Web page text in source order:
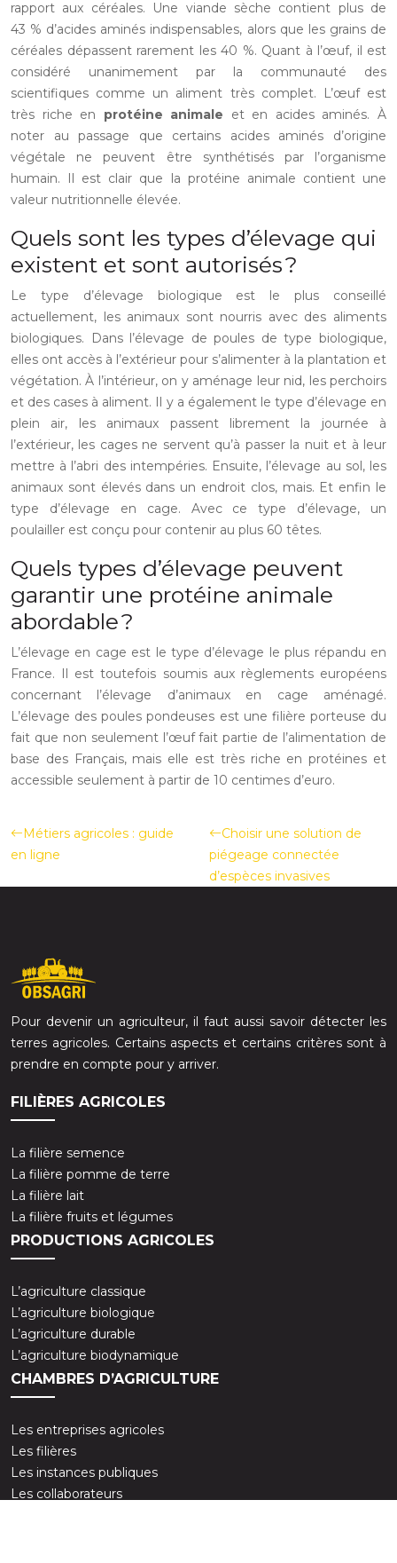
rapport aux céréales. Une viande sèche contient plus de
43 % d’acides aminés indispensables, alors que les grains de
céréales dépassent rarement les 40 %. Quant à l’œuf, il est
considéré unanimement par la communauté des
scientifiques comme un aliment très complet. L’œuf est
très riche en protéine animale et en acides aminés. À
noter au passage que certains acides aminés d’origine
végétale ne peuvent être synthétisés par l’organisme
humain. Il est clair que la protéine animale contient une
valeur nutritionnelle élevée.
Quels sont les types d’élevage qui
existent et sont autorisés ?
Le type d’élevage biologique est le plus conseillé
actuellement, les animaux sont nourris avec des aliments
biologiques. Dans l’élevage de poules de type biologique,
elles ont accès à l’extérieur pour s’alimenter à la plantation et
végétation. À l’intérieur, on y aménage leur nid, les perchoirs
et des cases à aliment. Il y a également le type d’élevage en
plein air, les animaux passent librement la journée à
l’extérieur, les cages ne servent qu’à passer la nuit et à leur
mettre à l’abri des intempéries. Ensuite, l’élevage au sol, les
animaux sont élevés dans un endroit clos, mais. Et enfin le
type d’élevage en cage. Avec ce type d’élevage, un
poulailler est conçu pour contenir au plus 60 têtes.
Quels types d’élevage peuvent
garantir une protéine animale
abordable ?
L’élevage en cage est le type d’élevage le plus répandu en
France. Il est toutefois soumis aux règlements européens
concernant l’élevage d’animaux en cage aménagé.
L’élevage des poules pondeuses est une filière porteuse du
fait que non seulement l’œuf fait partie de l’alimentation de
base des Français, mais elle est très riche en protéines et
accessible seulement à partir de 10 centimes d’euro.
Métiers agricoles : guide
en ligne
Choisir une solution de
piégeage connectée
d’espèces invasives
Pour devenir un agriculteur, il faut aussi savoir détecter les
terres agricoles. Certains aspects et certains critères sont à
prendre en compte pour y arriver.
FILIÈRES AGRICOLES
La filière semence
La filière pomme de terre
La filière lait
La filière fruits et légumes
PRODUCTIONS AGRICOLES
L’agriculture classique
L’agriculture biologique
L’agriculture durable
L’agriculture biodynamique
CHAMBRES D’AGRICULTURE
Les entreprises agricoles
Les filières
Les instances publiques
Les collaborateurs